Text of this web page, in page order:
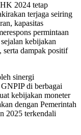
2024 tetap
terjaga seiring
kapasitas
permintaan
kebijakan
dampak positif
sinergi
di berbagai
kebijakan moneter
dengan Pemerintah
2025 terkendali